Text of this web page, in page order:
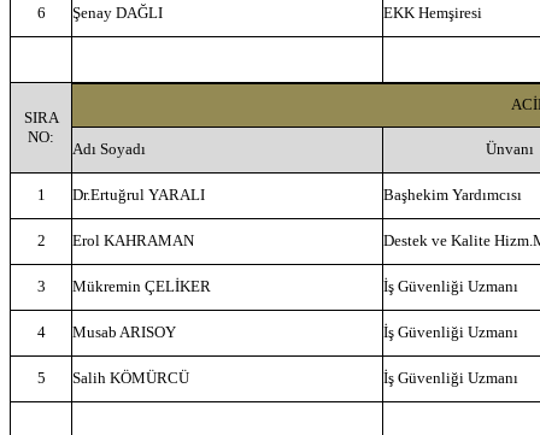
6 Şenay DAĞLI EKK Hemşiresi
SIRA
NO:
Adı Soyadı Ünvanı
1 Dr.Ertuğrul YARALI Başhekim Yardımcısı
2 Erol KAHRAMAN Destek ve Kalite
3 Mükremin ÇELİKER İş Güvenliği Uzmanı
4 Musab ARISOY İş Güvenliği Uzmanı
5 Salih KÖMÜRCÜ İş Güvenliği Uzmanı